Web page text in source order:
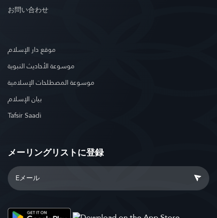
お問い合わせ
موقع دار الإسلام
موسوعة الأحاديث النبوية
موسوعة المصطلحات الإسلامية
بيان الإسلام
Tafsir Saadi
メーリングリストに登録